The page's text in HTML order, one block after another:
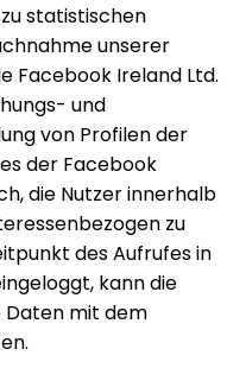
statistischen
unserer
Facebook Ireland Ltd.
und
von Profilen der
der Facebook
die Nutzer innerhalb
zu
des Aufrufes in
kann die
Daten mit dem